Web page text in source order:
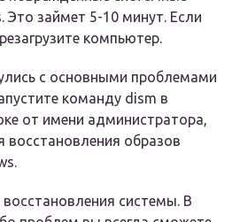
займет 5-10 минут. Если
компьютер.
с основными проблемами
команду dism в
от имени администратора,
восстановления образов
системы. В